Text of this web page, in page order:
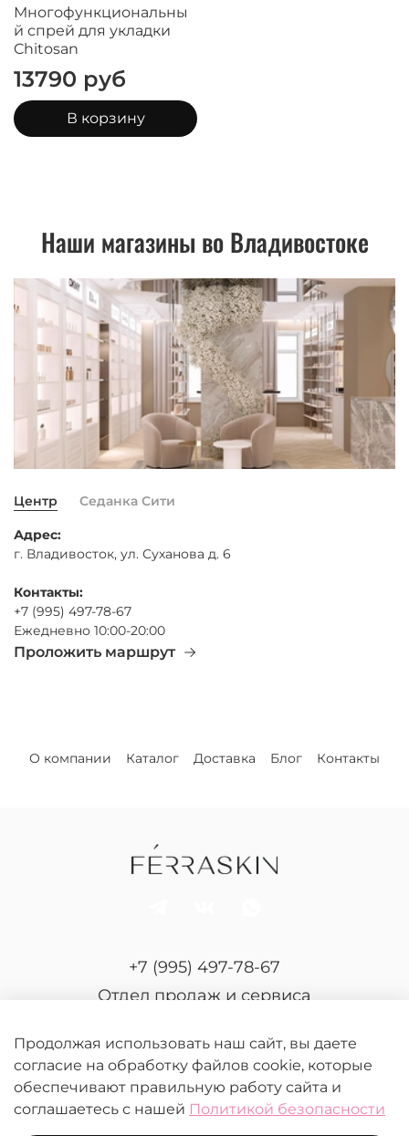
Многофункциональны
й спрей для укладки
Chitosan
13790 руб
В корзину
Наши магазины во Владивостоке
Центр Седанка Сити
Адрес:
г. Владивосток, ул. Суханова д. 6
Контакты:
+7 (995) 497-78-67
Ежедневно 10:00-20:00
Проложить маршрут
О компании Каталог Доставка Блог Контакты
+7 (995) 497-78-67
Отдел продаж и сервиса
© 2026 FERRASKIN.
Продолжая использовать наш сайт, вы даете
согласие на обработку файлов cookie, которые
обеспечивают правильную работу сайта и
соглашаетесь с нашей Политикой безопасности